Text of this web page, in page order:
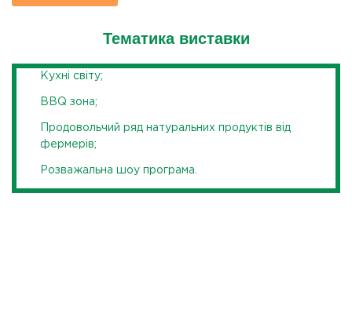
Тематика виставки
Кухні світу;
BBQ зона;
Продовольчий ряд натуральних продуктів від
фермерів;
Розважальна шоу програма.